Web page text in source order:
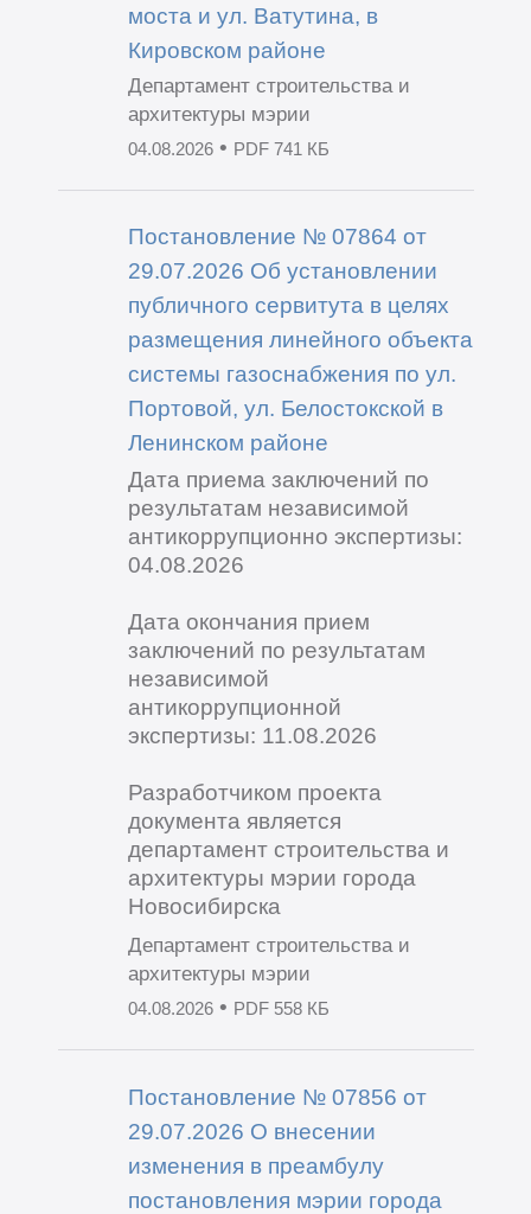
моста и ул. Ватутина, в
Кировском районе
Департамент строительства и
архитектуры мэрии
04.08.2026• PDF 741 КБ
Постановление № 07864 от
29.07.2026 Об установлении
публичного сервитута в целях
размещения линейного объекта
системы газоснабжения по ул.
Портовой, ул. Белостокской в
Ленинском районе
Дата приема заключений по
результатам независимой
антикоррупционно экспертизы:
04.08.2026
Дата окончания прием
заключений по результатам
независимой
антикоррупционной
экспертизы: 11.08.2026
Разработчиком проекта
документа является
департамент строительства и
архитектуры мэрии города
Новосибирска
Департамент строительства и
архитектуры мэрии
04.08.2026• PDF 558 КБ
Постановление № 07856 от
29.07.2026 О внесении
изменения в преамбулу
постановления мэрии города